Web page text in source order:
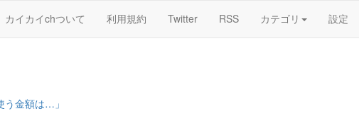
カイカイchついて 利用規約 Twitter RSS カテゴリ 設定
う金額は…」